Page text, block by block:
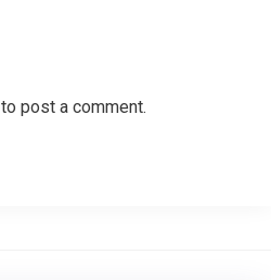
to post a comment.